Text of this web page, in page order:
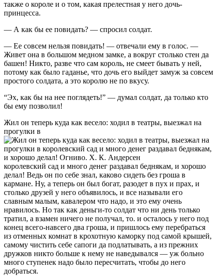
также о короле и о том, какая прелестная у него дочь-
принцесса.
— А как бы ее повидать? — спросил солдат.
— Ее совсем нельзя повидать! — отвечали ему в голос. —
Живет она в большом медном замке, а вокруг столько стен да
башен! Никто, разве что сам король, не смеет бывать у ней,
потому как было гаданье, что дочь его выйдет замуж за совсем
простого солдата, а это королю не по вкусу.
“Эх, как бы на нее поглядеть!” — думал солдат, да только кто
бы ему позволил!
Жил он теперь куда как весело: ходил в театры, выезжал на
прогулки в
королевский сад и много денег раздавал беднякам, и хорошо
делал! Ведь он по себе знал, каково сидеть без гроша в
кармане. Ну, а теперь он был богат, разодет в пух и прах, и
столько друзей у него объявилось, и все называли его
славным малым, кавалером что надо, и это ему очень
нравилось. Но так как деньги-то солдат что ни день только
тратил, а взамен ничего не получал, то. и осталось у него под
конец всего-навсего два гроша, и пришлось ему перебраться
из отменных комнат в крохотную каморку под самой крышей,
самому чистить себе сапоги да подлатывать, а из прежних
дружков никто больше к нему не наведывался — уж больно
много ступенек надо было пересчитать, чтобы до него
добраться.